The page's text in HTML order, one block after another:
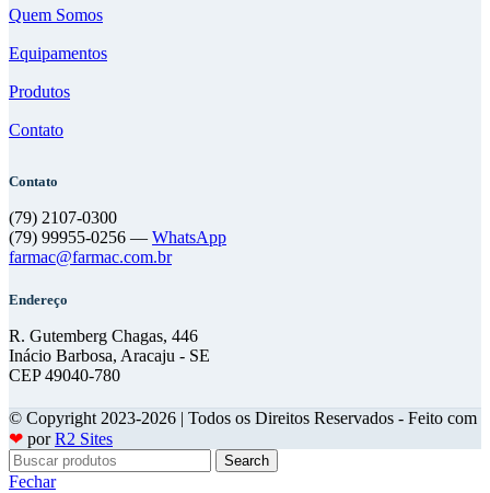
Quem Somos
Equipamentos
Produtos
Contato
Contato
(79) 2107-0300
(79) 99955-0256 — WhatsApp
farmac@farmac.com.br
Endereço
R. Gutemberg Chagas, 446
Inácio Barbosa, Aracaju - SE
CEP 49040-780
© Copyright 2023-2026 | Todos os Direitos Reservados - Feito com
❤ porR2 Sites
Search
Fechar